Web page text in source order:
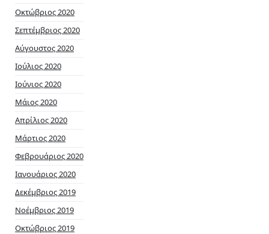
Οκτώβριος 2020
Σεπτέμβριος 2020
Αύγουστος 2020
Ιούλιος 2020
Ιούνιος 2020
Μάιος 2020
Απρίλιος 2020
Μάρτιος 2020
Φεβρουάριος 2020
Ιανουάριος 2020
Δεκέμβριος 2019
Νοέμβριος 2019
Οκτώβριος 2019